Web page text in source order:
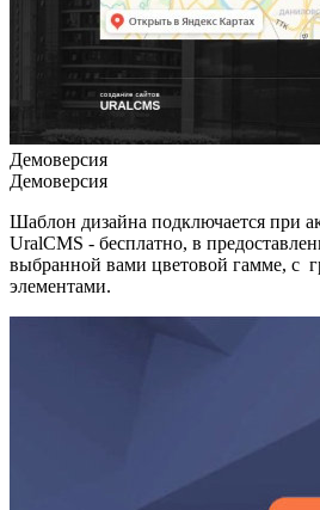
Демоверсия
Демоверсия
Шаблон дизайна подключается при
UralCMS - бесплатно, в
выбранной вами цветовой гамме, с
элементами.